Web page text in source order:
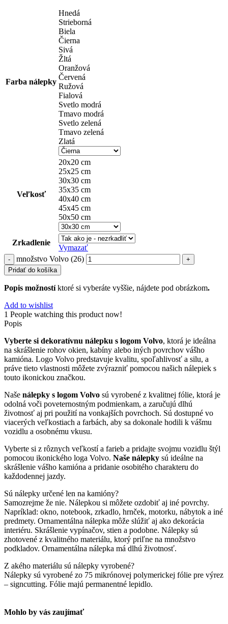
Farba nálepky
Hnedá
Strieborná
Biela
Čierna
Sivá
Žltá
Oranžová
Červená
Ružová
Fialová
Svetlo modrá
Tmavo modrá
Svetlo zelená
Tmavo zelená
Zlatá
Veľkosť
20x20 cm
25x25 cm
30x30 cm
35x35 cm
40x40 cm
45x45 cm
50x50 cm
Zrkadlenie
Vymazať
množstvo Volvo (26)
Pridať do košíka
Popis možnostíktoré si vyberáte vyššie, nájdete pod obrázkom.
Add to wishlist
1 People watching this product now!
Popis
Vyberte si dekoratívnu nálepku s logom Volvo, ktorá je ideálna
na skrášlenie rohov okien, kabíny alebo iných povrchov vášho
kamióna. Logo Volvo predstavuje kvalitu, spoľahlivosť a silu, a
práve tieto vlastnosti môžete zvýrazniť pomocou našich nálepiek s
touto ikonickou značkou.
Naše nálepky s logom Volvo sú vyrobené z kvalitnej fólie, ktorá je
odolná voči poveternostným podmienkam, a zaručujú dlhú
životnosť aj pri použití na vonkajších povrchoch. Sú dostupné vo
viacerých veľkostiach a farbách, aby sa dokonale hodili k vášmu
vozidlu a osobnému vkusu.
Vyberte si z rôznych veľkostí a farieb a pridajte svojmu vozidlu štýl
pomocou ikonického loga Volvo. Naše nálepky sú ideálne na
skrášlenie vášho kamióna a pridanie osobitého charakteru do
každodennej jazdy.
Sú nálepky určené len na kamióny?
Samozrejme že nie. Nálepkou si môžete ozdobiť aj iné povrchy.
Napríklad: okno, notebook, zrkadlo, hrnček, motorku, nábytok a iné
predmety. Ornamentálna nálepka môže slúžiť aj ako dekorácia
interiéru. Skrášlenie vypínačov, stien a podobne. Nálepky sú
zhotovené z kvalitného materiálu, ktorý priľne na množstvo
podkladov. Ornamentálna nálepka má dlhú životnosť.
Z akého materiálu sú nálepky vyrobené?
Nálepky sú vyrobené zo 75 mikrónovej polymerickej fólie pre výrez
– signcutting. Fólie majú permanentné lepidlo.
Mohlo by vás zaujímať